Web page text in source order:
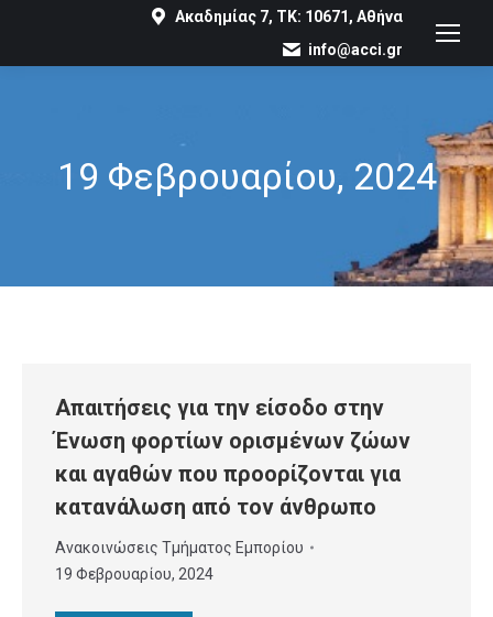
Ακαδημίας 7, ΤΚ: 10671, Αθήνα
info@acci.gr
19 Φεβρουαρίου, 2024
You are here:
Απαιτήσεις για την είσοδο στην
Ένωση φορτίων ορισμένων ζώων
και αγαθών που προορίζονται για
κατανάλωση από τον άνθρωπο
Ανακοινώσεις Τμήματος Εμπορίου
19 Φεβρουαρίου, 2024